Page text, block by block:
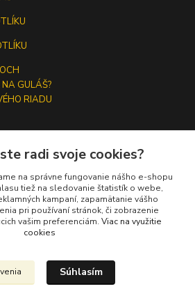
NA GULÁŠ?
RIADU
radi svoje cookies?
na správne fungovanie nášho e-shopu
tiež na sledovanie štatistík o webe,
kampaní, zapamätanie vášho
pri používaní stránok, či zobrazenie
vašim preferenciám. Viac na využitie
cookies
Súhlasím